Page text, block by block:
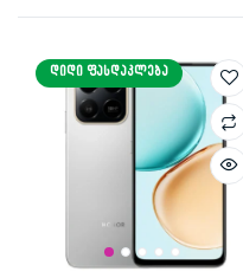
ᲓᲘᲓᲘ ᲤᲐᲡᲓᲐᲙᲚᲔᲑᲐ